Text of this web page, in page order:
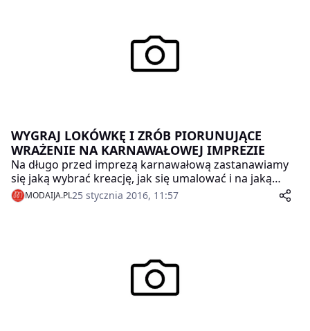
WYGRAJ LOKÓWKĘ I ZRÓB PIORUNUJĄCE
WRAŻENIE NA KARNAWAŁOWEJ IMPREZIE
Na długo przed imprezą karnawałową zastanawiamy
się jaką wybrać kreację, jak się umalować i na jaką
fryzurę się zdecydować. Nic dziwnego, w końcu
karnawał to szczególny czas, kiedy kobiety mogą
możliwości. Jednak tak, jak wiele gustów, tak wiele
upodobań w kwestii karnawałowego looku.
MODAIJA.PL25 stycznia 2016, 11:57